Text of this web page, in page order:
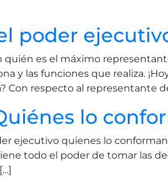
poder
es el máximo
y las funciones que realiza.
Con respecto al representante
lo
ejecutivo quienes lo
todo el poder de tomar las